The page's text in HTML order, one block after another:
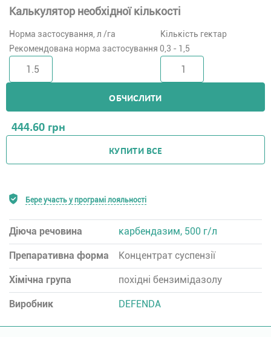
Калькулятор необхідної кількості
Норма застосування, л /га
Кількість гектар
Рекомендована норма застосування 0,3 - 1,5
ОБЧИСЛИТИ
444.60 грн
КУПИТИ ВСЕ
Бере участь у програмі лояльності
Діюча речовина карбендазим, 500 г/л
Препаративна форма Концентрат суспензії
Хімічна група похідні бензимідазолу
Виробник DEFENDA